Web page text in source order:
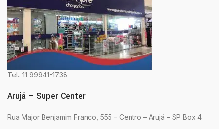
Tel.: 11 99941-1738
Arujá – Super Center
Rua Major Benjamim Franco, 555 – Centro – Arujá – SP Box 4